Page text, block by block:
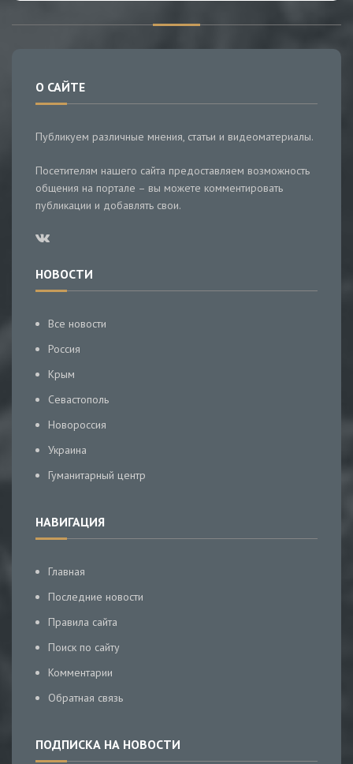
О САЙТЕ
Публикуем различные мнения, статьи и видеоматериалы.
Посетителям нашего сайта предоставляем возможность
общения на портале – вы можете комментировать
публикации и добавлять свои.
НОВОСТИ
Все новости
Россия
Крым
Севастополь
Новороссия
Украина
Гуманитарный центр
НАВИГАЦИЯ
Главная
Последние новости
Правила сайта
Поиск по сайту
Комментарии
Обратная связь
ПОДПИСКА НА НОВОСТИ